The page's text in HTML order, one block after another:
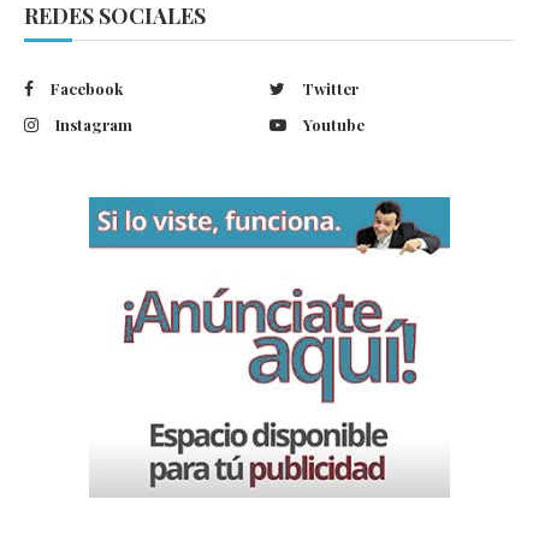
REDES SOCIALES
Facebook
Twitter
Instagram
Youtube